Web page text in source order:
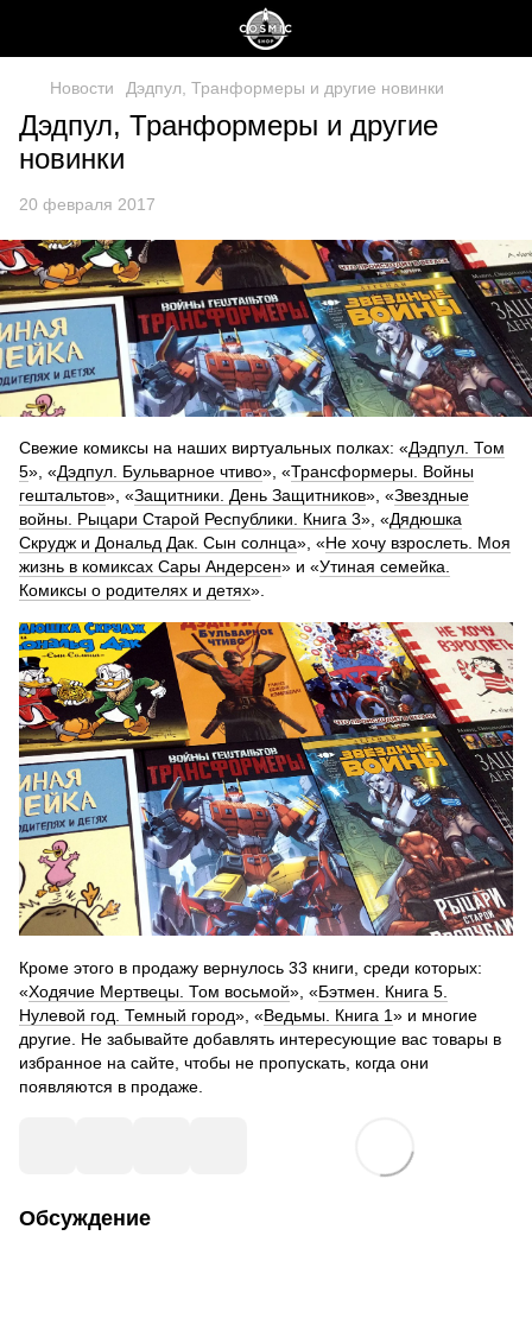
Новости Дэдпул, Транформеры и другие новинки
Дэдпул, Транформеры и другие
новинки
20 февраля 2017
Свежие комиксы на наших виртуальных полках: «Дэдпул. Том
5», «Дэдпул. Бульварное чтиво», «Трансформеры. Войны
гештальтов», «Защитники. День Защитников», «Звездные
войны. Рыцари Старой Республики. Книга 3», «Дядюшка
Скрудж и Дональд Дак. Сын солнца», «Не хочу взрослеть. Моя
жизнь в комиксах Сары Андерсен» и «Утиная семейка.
Комиксы о родителях и детях».
Кроме этого в продажу вернулось 33 книги, среди которых:
«Ходячие Мертвецы. Том восьмой», «Бэтмен. Книга 5.
Нулевой год. Темный город», «Ведьмы. Книга 1» и многие
другие. Не забывайте добавлять интересующие вас товары в
избранное на сайте, чтобы не пропускать, когда они
появляются в продаже.
Обсуждение